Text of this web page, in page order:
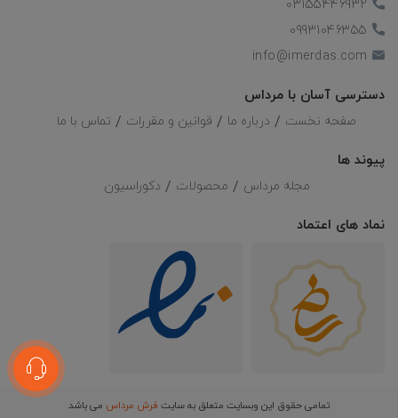
03155446932
09931046355
info@imerdas.com
دسترسی آسان با مرداس
صفحه نخست درباره ما قوانین و مقررات تماس با ما
پیوند ها
مجله مرداس محصولات دکوراسیون
نماد های اعتماد
تمامی حقوق این وبسایت متعلق به سایت فرش مرداس می باشد